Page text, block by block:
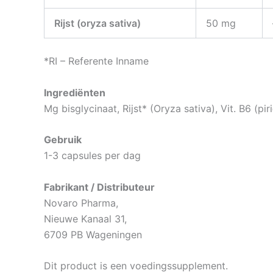
Rijst (oryza sativa) 50 mg
*RI – Referente Inname
Ingrediënten
Mg bisglycinaat, Rijst* (Oryza sativa), Vit. B6
Gebruik
1-3 capsules per dag
Fabrikant / Distributeur
Novaro Pharma,
Nieuwe Kanaal 31,
6709 PB Wageningen
Dit product is een voedingssupplement.